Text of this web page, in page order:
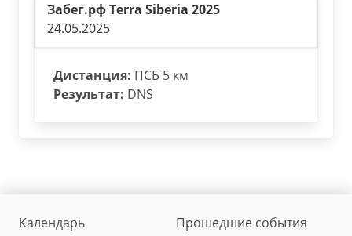
Забег.рф Terra Siberia 2025
24.05.2025
Дистанция: ПСБ 5 км
Результат: DNS
Календарь Прошедшие события